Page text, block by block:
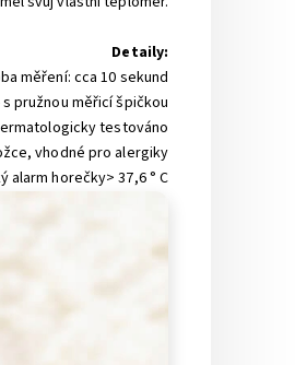
Detaily:
měření: cca 10 sekund
s pružnou měřicí špičkou
testováno
vhodné pro alergiky
alarm horečky> 37,6 ° C